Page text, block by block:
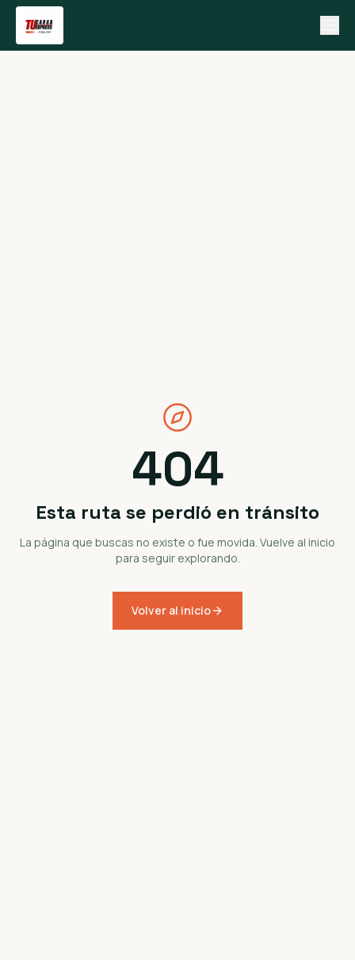
404
Esta ruta se perdió en tránsito
La página que buscas no existe o fue movida. Vuelve al inicio
para seguir explorando.
Volver al inicio